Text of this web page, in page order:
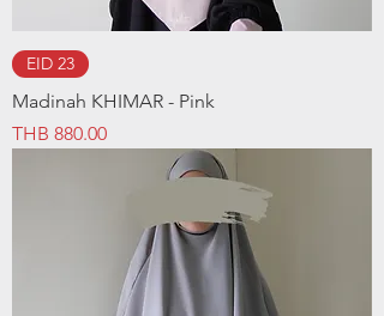
EID 23
Madinah KHIMAR - Pink
Price
THB 880.00